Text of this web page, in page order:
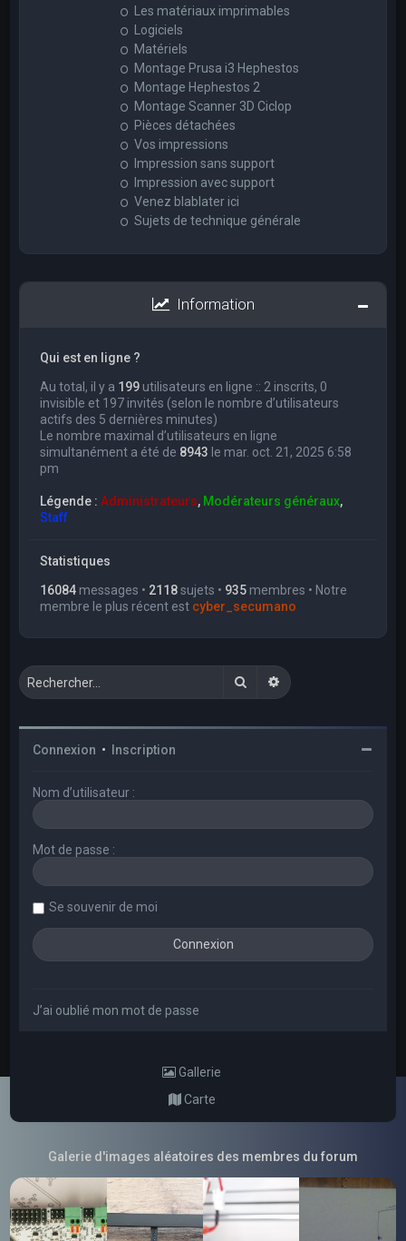
Les matériaux imprimables
Logiciels
Matériels
Montage Prusa i3 Hephestos
Montage Hephestos 2
Montage Scanner 3D Ciclop
Pièces détachées
Vos impressions
Impression sans support
Impression avec support
Venez blablater ici
Sujets de technique générale
Information
Qui est en ligne ?
Au total, il y a 199 utilisateurs en ligne :: 2 inscrits, 0
invisible et 197 invités (selon le nombre d’utilisateurs
actifs des 5 dernières minutes)
Le nombre maximal d’utilisateurs en ligne
simultanément a été de 8943 le mar. oct. 21, 2025 6:58
pm
Légende :Administrateurs, Modérateurs généraux,
Staff
Statistiques
16084 messages • 2118sujets • 935 membres • Notre
membre le plus récent est cyber_secumano
RechercherRecherche avancée
Connexion • Inscription
Nom d’utilisateur :
Mot de passe :
Se souvenir de moi
J’ai oublié mon mot de passe
Gallerie
Carte
Galerie d'images aléatoires des membres du forum